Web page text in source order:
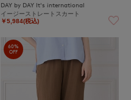
DAY by DAY It's international
イージーストレートスカート
￥5,984(税込)
60%
OFF